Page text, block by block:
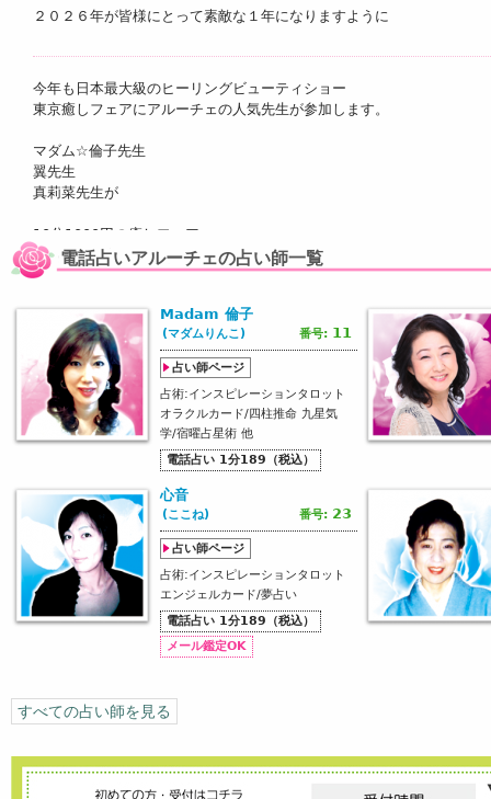
２０２６年が皆様にとって素敵な１年になりますように
今年も日本最大級のヒーリングビューティショー
東京癒しフェアにアルーチェの人気先生が参加します。
マダム☆倫子先生
翼先生
真莉菜先生が
10分1000円の癒しフェア
特別価格で鑑定
10時～18時
※日曜日は17時まで
場所：東京ビッグサイト西3ホール
是非皆さまお越し下さい。
明けましておめでとうございます。
昨年中はアルーチェをご愛顧頂きありがとうございました。
本年もよろしくお願いいたします。
2022年が皆さまにとって愛溢れる素晴らしい
1年になりますように☆
9月に入り秋の気配を感じますね。
今年も癒しフェア東京にアルーチェが出展します。
電話占いアルーチェの占い師一覧
Madam 倫子
(マダムりんこ) 番号: 11
占い師ページ
占術:インスピレーションタロット
オラクルカード/四柱推命 九星気
学/宿曜占星術 他
電話占い 1分189（税込）
心音
(ここね) 番号: 23
占い師ページ
占術:インスピレーションタロット
エンジェルカード/夢占い
電話占い 1分189（税込）
メール鑑定OK
すべての占い師を見る